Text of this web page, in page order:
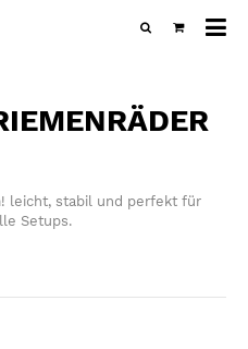
leicht, stabil und perfekt für
Setups.